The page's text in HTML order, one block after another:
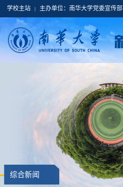
学校主站 | 主办单位：南华大学党委宣传部
综合新闻